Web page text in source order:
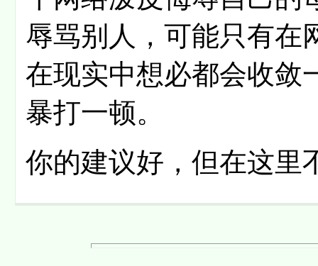
辱骂别人，可能只有在
在现实中想必都会收敛
暴打一顿。
你的建议好，但在这里